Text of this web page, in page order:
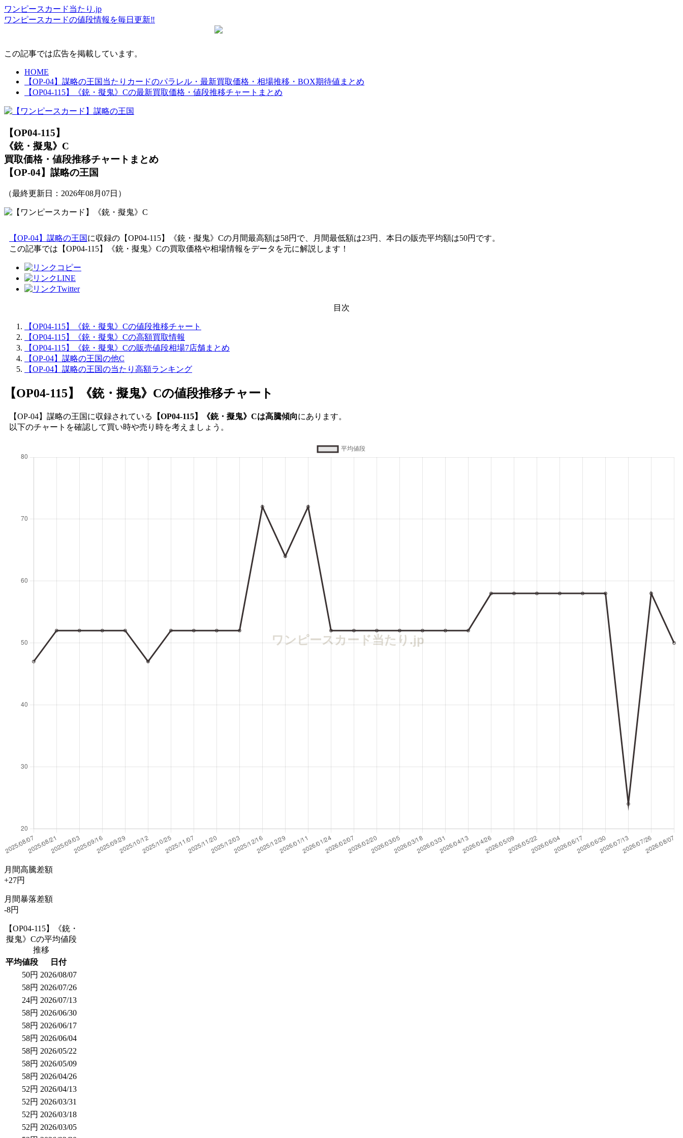
ワンピースカード当たり.jp
ワンピースカードの値段情報を毎日更新‼
この記事では広告を掲載しています。
HOME
【OP-04】謀略の王国当たりカードのパラレル・最新買取価格・相場推移・BOX期待値まとめ
【OP04-115】《銃・擬鬼》Cの最新買取価格・値段推移チャートまとめ
【OP04-115】
《銃・擬鬼》C
買取価格・値段推移チャートまとめ
【OP-04】謀略の王国
（最終更新日： 2026年08月07日 ）
【OP-04】謀略の王国に収録の【OP04-115】《銃・擬鬼》Cの月間最高額は58円で、月間最低額は23円、本日の販売平均額は50円です。
この記事では【OP04-115】《銃・擬鬼》Cの買取価格や相場情報をデータを元に解説します！
目次
【OP04-115】《銃・擬鬼》Cの値段推移チャート
【OP04-115】《銃・擬鬼》Cの高額買取情報
【OP04-115】《銃・擬鬼》Cの販売値段相場7店舗まとめ
【OP-04】謀略の王国の他C
【OP-04】謀略の王国の当たり高額ランキング
【OP04-115】《銃・擬鬼》Cの値段推移チャート
【OP-04】謀略の王国に収録されている 【OP04-115】《銃・擬鬼》Cは高騰傾向にあります。
以下のチャートを確認して買い時や売り時を考えましょう。
月間高騰差額
+27円
月間暴落差額
-8円
【OP04-115】《銃・
擬鬼》Cの平均値段
推移
平均値段
日付
50円 2026/08/07
58円 2026/07/26
24円 2026/07/13
58円 2026/06/30
58円 2026/06/17
58円 2026/06/04
58円 2026/05/22
58円 2026/05/09
58円 2026/04/26
52円 2026/04/13
52円 2026/03/31
52円 2026/03/18
52円 2026/03/05